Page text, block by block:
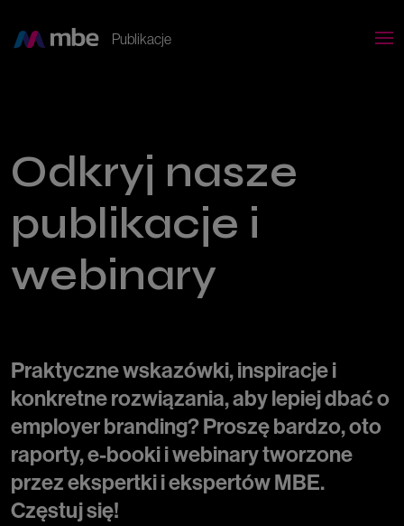
Publikacje
Odkryj nasze
publikacje i
webinary
Praktyczne wskazówki, inspiracje i
konkretne rozwiązania, aby lepiej dbać o
employer branding? Proszę bardzo, oto
raporty, e-booki i webinary tworzone
przez ekspertki i ekspertów MBE.
Częstuj się!